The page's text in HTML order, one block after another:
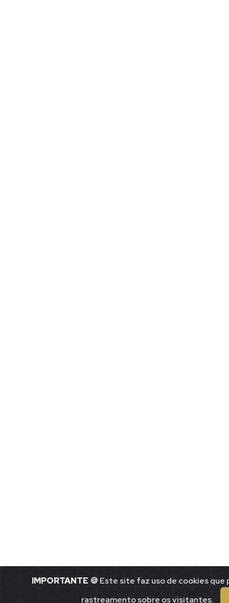
IMPORTANTE 🍪 Este site faz uso de cookies
rastreamento sobre os visitantes.